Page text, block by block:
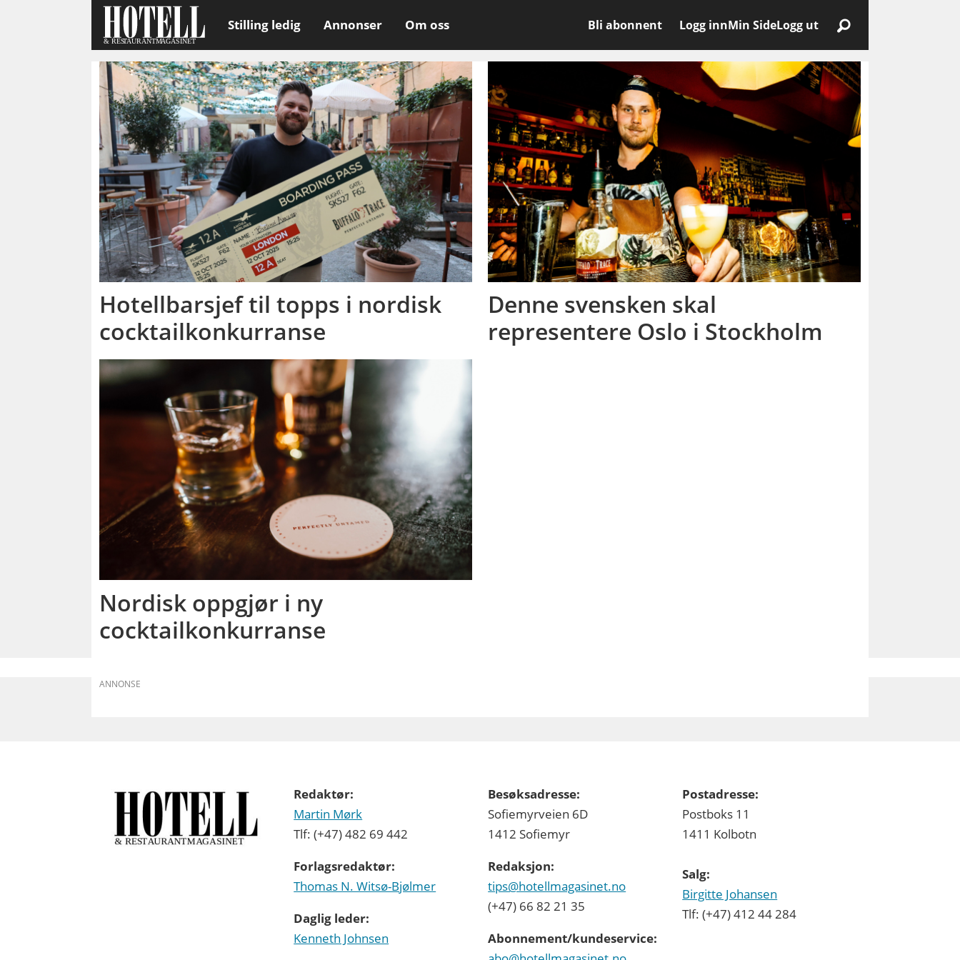
Stilling ledig Annonser Om oss Bli abonnent Logg innMin SideLogg ut
cocktailkonkurranse
Hotellbarsjef til topps i nordisk
cocktailkonkurranse
Denne svensken skal
representere Oslo i Stockholm
Nordisk oppgjør i ny
cocktailkonkurranse
ANNONSE
Redaktør:
Martin Mørk
Tlf: (+47) 482 69 442
Forlagsredaktør:
Thomas N. Witsø-Bjølmer
Daglig leder:
Kenneth Johnsen
Besøksadresse:
Sofiemyrveien 6D
1412 Sofiemyr
Redaksjon:
tips@hotellmagasinet.no
(+47) 66 82 21 35
Abonnement/kundeservice:
Postadresse:
Postboks 11
1411 Kolbotn
Salg:
Birgitte Johansen
Tlf: (+47) 412 44 284